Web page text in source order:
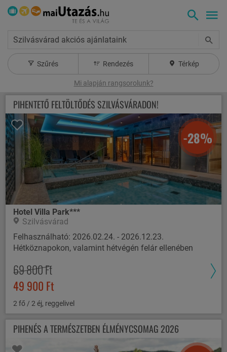
Szilvásvárad akciós ajánlataink
Szűrés Rendezés Térkép
Mi alapján rangsorolunk?
PIHENTETŐ FELTÖLTŐDÉS SZILVÁSVÁRADON!
-28%
Hotel Villa Park***
Szilvásvárad
Felhasználható: 2026.02.24. - 2026.12.23.
Hétköznapokon, valamint hétvégén felár ellenében
69 800 Ft
49 900 Ft
2 fő / 2 éj, reggelivel
PIHENÉS A TERMÉSZETBEN ÉLMÉNYCSOMAG 2026